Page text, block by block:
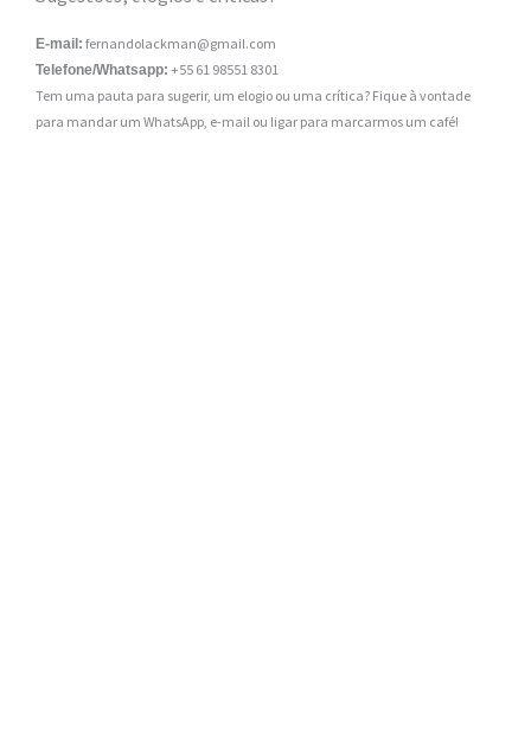
E-mail: fernandolackman@gmail.com
Telefone/Whatsapp: +55 61 98551 8301
Tem uma pauta para sugerir, um elogio ou uma crítica? Fique à vontade
para mandar um WhatsApp, e-mail ou ligar para marcarmos um café!